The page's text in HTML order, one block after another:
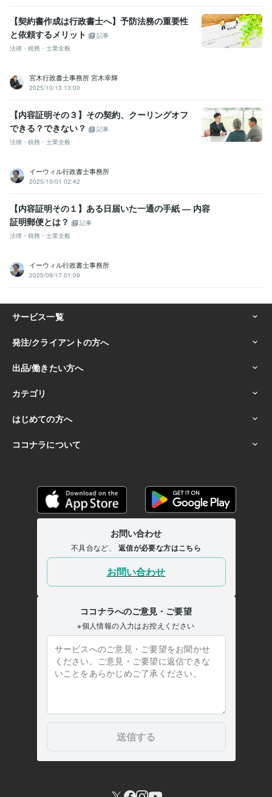
【契約書作成は行政書士へ】予防法務の重要性
と依頼するメリット
記事
法律・税務・士業全般
宮木行政書士事務所 宮木幸輝
2025/10/13 13:00
【内容証明その３】その契約、クーリングオフ
できる？できない？
記事
法律・税務・士業全般
イーウィル行政書士事務所
2025/10/01 02:42
【内容証明その１】ある日届いた一通の手紙 ― 内容
証明郵便とは？
記事
法律・税務・士業全般
イーウィル行政書士事務所
2025/09/17 01:09